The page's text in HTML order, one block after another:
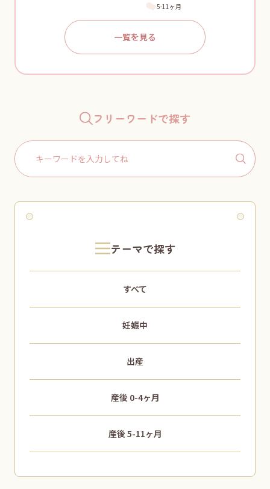
5-11ヶ月
一覧を見る
フリーワードで探す
Search
for:
テーマで探す
すべて
妊娠中
出産
産後 0-4ヶ月
産後 5-11ヶ月